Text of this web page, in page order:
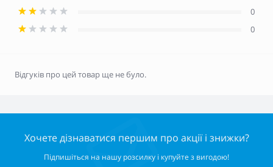
0
0
Відгуків про цей товар ще не було.
Хочете дізнаватися першим про акції і знижки?
Підпишіться на нашу розсилку і купуйте з вигодою!